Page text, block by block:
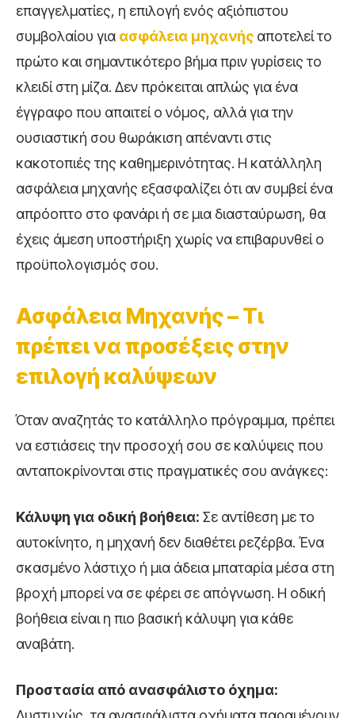
επαγγελματίες, η επιλογή ενός αξιόπιστου
συμβολαίου για ασφάλεια μηχανής αποτελεί το
πρώτο και σημαντικότερο βήμα πριν γυρίσεις το
κλειδί στη μίζα. Δεν πρόκειται απλώς για ένα
έγγραφο που απαιτεί ο νόμος, αλλά για την
ουσιαστική σου θωράκιση απέναντι στις
κακοτοπιές της καθημερινότητας. Η κατάλληλη
ασφάλεια μηχανής εξασφαλίζει ότι αν συμβεί ένα
απρόοπτο στο φανάρι ή σε μια διασταύρωση, θα
έχεις άμεση υποστήριξη χωρίς να επιβαρυνθεί ο
προϋπολογισμός σου.
Ασφάλεια Μηχανής – Τι
πρέπει να προσέξεις στην
επιλογή καλύψεων
Όταν αναζητάς το κατάλληλο πρόγραμμα, πρέπει
να εστιάσεις την προσοχή σου σε καλύψεις που
ανταποκρίνονται στις πραγματικές σου ανάγκες:
Κάλυψη για οδική βοήθεια: Σε αντίθεση με το
αυτοκίνητο, η μηχανή δεν διαθέτει ρεζέρβα. Ένα
σκασμένο λάστιχο ή μια άδεια μπαταρία μέσα στη
βροχή μπορεί να σε φέρει σε απόγνωση. Η οδική
βοήθεια είναι η πιο βασική κάλυψη για κάθε
αναβάτη.
Προστασία από ανασφάλιστο όχημα: